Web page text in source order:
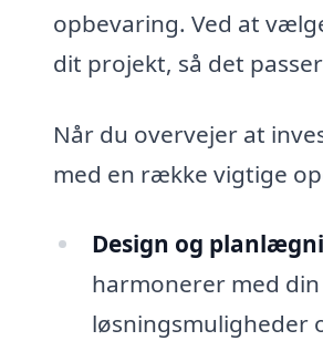
opbevaring. Ved at
dit projekt, så det
Når du overvejer at
med en række vigtige
Design og
harmonerer med
løsningsmuligheder